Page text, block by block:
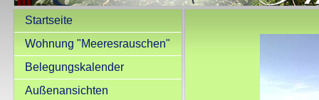
Startseite
Wohnung "Meeresrauschen"
Belegungskalender
Außenansichten